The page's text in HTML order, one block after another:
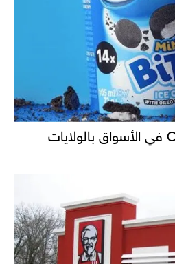
أوريو تُطلق Oreo Bites في الأسواق بالولايات